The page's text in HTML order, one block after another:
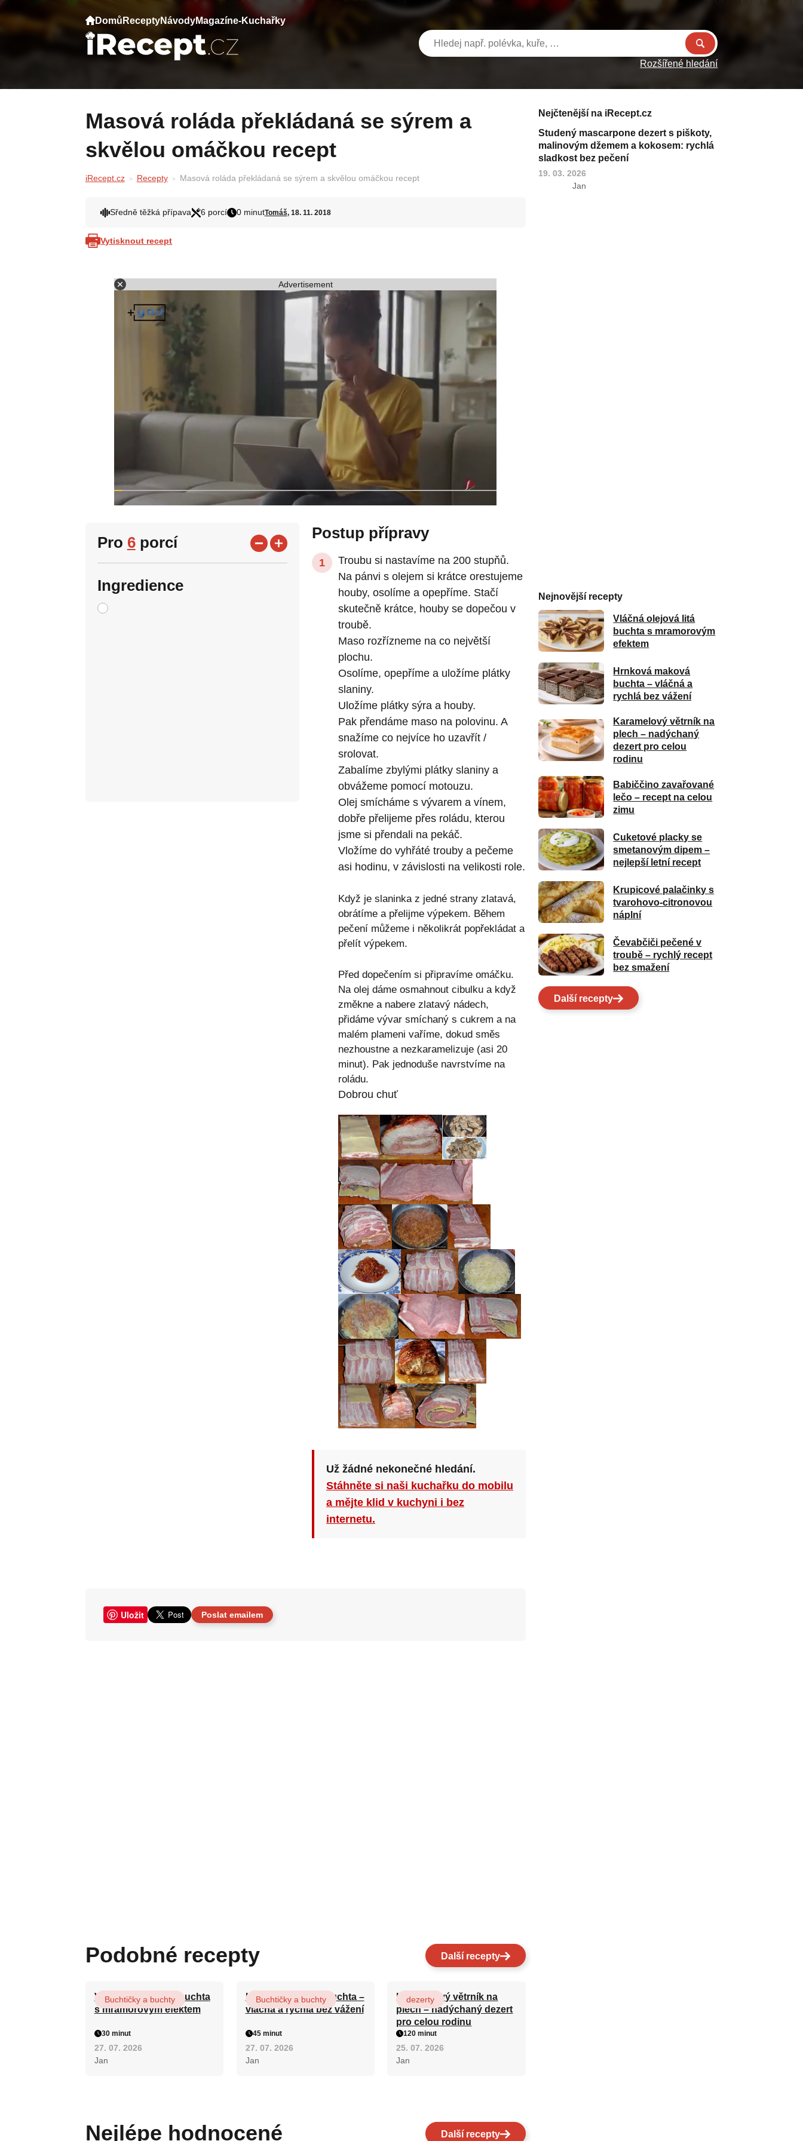
Domů ReceptyNávodyMagazíne-Kuchařky
Rozšířené hledání
Masová roláda překládaná se sýrem a
skvělou omáčkou recept
iRecept.cz Recepty Masová roláda překládaná se sýrem a skvělou omáčkou recept
Sředně těžká přípava 6 porcí 0 minutTomáš, 18. 11. 2018
Vytisknout recept
Advertisement
Pro 6porcí
Ingredience
Postup přípravy
Troubu si nastavíme na 200 stupňů.
Na pánvi s olejem si krátce orestujeme
houby, osolíme a opepříme. Stačí
skutečně krátce, houby se dopečou v
troubě.
Maso rozřízneme na co největší
plochu.
Osolíme, opepříme a uložíme plátky
slaniny.
Uložíme plátky sýra a houby.
Pak přendáme maso na polovinu. A
snažíme co nejvíce ho uzavřít /
srolovat.
Zabalíme zbylými plátky slaniny a
obvážeme pomocí motouzu.
Olej smícháme s vývarem a vínem,
dobře přelijeme přes roládu, kterou
jsme si přendali na pekáč.
Vložíme do vyhřáté trouby a pečeme
asi hodinu, v závislosti na velikosti role.
Když je slaninka z jedné strany zlatavá,
obrátíme a přelijme výpekem. Během
pečení můžeme i několikrát popřekládat a
přelít výpekem.
Před dopečením si připravíme omáčku.
Na olej dáme osmahnout cibulku a když
změkne a nabere zlatavý nádech,
přidáme vývar smíchaný s cukrem a na
malém plameni vaříme, dokud směs
nezhoustne a nezkaramelizuje (asi 20
minut). Pak jednoduše navrstvíme na
roládu.
Dobrou chuť
Už žádné nekonečné hledání.
Stáhněte si naši kuchařku do mobilu
a mějte klid v kuchyni i bez
internetu.
Uložit Poslat emailem
Podobné recepty Další recepty
Vláčná olejová litá buchta
s mramorovým efektem
Buchtičky a buchty
30 minut
27. 07. 2026
Jan
Hrnková maková buchta –
vláčná a rychlá bez vážení
Buchtičky a buchty
45 minut
27. 07. 2026
Jan
Karamelový větrník na
plech – nadýchaný dezert
pro celou rodinu
dezerty
120 minut
25. 07. 2026
Jan
Nejlépe hodnocené Další recepty
Nejčtenější na iRecept.cz
Studený mascarpone dezert s piškoty,
malinovým džemem a kokosem: rychlá
sladkost bez pečení
19. 03. 2026
Jan
Nejnovější recepty
Vláčná olejová litá
buchta s mramorovým
efektem
Hrnková maková
buchta – vláčná a
rychlá bez vážení
Karamelový větrník na
plech – nadýchaný
dezert pro celou
rodinu
Babiččino zavařované
lečo – recept na celou
zimu
Cuketové placky se
smetanovým dipem –
nejlepší letní recept
Krupicové palačinky s
tvarohovo-citronovou
náplní
Čevabčiči pečené v
troubě – rychlý recept
bez smažení
Další recepty